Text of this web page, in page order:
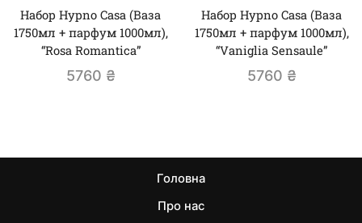
Набор Hypno Casa (Ваза
1750мл + парфум 1000мл),
“Rosa Romantica”
5760 ₴
Набор Hypno Casa (Ваза
1750мл + парфум 1000мл),
“Vaniglia Sensaule”
5760 ₴
Головна
Про нас